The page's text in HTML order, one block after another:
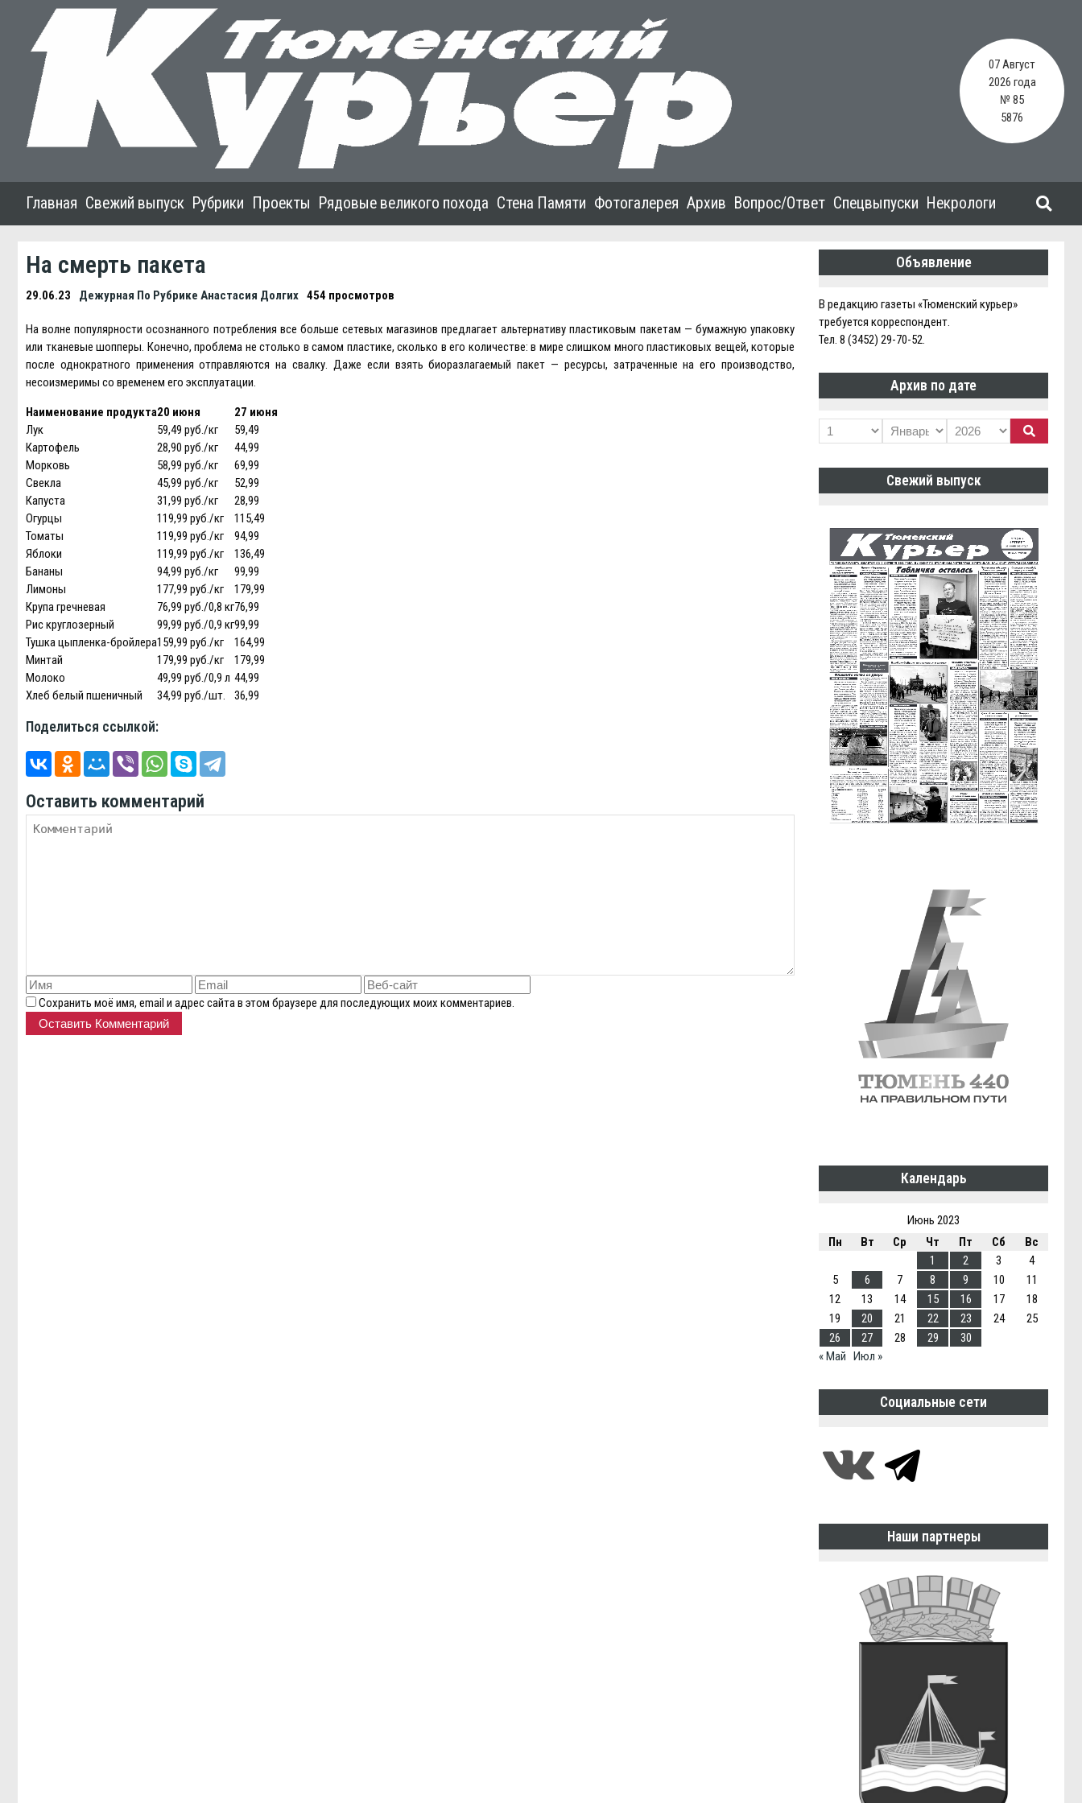
07 Август
2026 года
№ 85
5876
Главная Свежий выпуск Рубрики Проекты Рядовые великого похода Стена Памяти Фотогалерея Архив Вопрос/Ответ Спецвыпуски Некрологи
На смерть пакета
29.06.23 Дежурная По Рубрике Анастасия Долгих 454 просмотров
На волне популярности осознанного потребления все больше сетевых магазинов предлагает альтернативу пластиковым пакетам — бумажную упаковку
или тканевые шопперы. Конечно, проблема не столько в самом пластике, сколько в его количестве: в мире слишком много пластиковых вещей, которые
после однократного применения отправляются на свалку. Даже если взять биоразлагаемый пакет — ресурсы, затраченные на его производство,
несоизмеримы со временем его эксплуатации.
Наименование продукта20 июня
27 июня
Лук
59,49 руб./кг
59,49
Картофель
28,90 руб./кг
44,99
Морковь
58,99 руб./кг
69,99
Свекла
45,99 руб./кг
52,99
Капуста
31,99 руб./кг
28,99
Огурцы
119,99 руб./кг
115,49
Томаты
119,99 руб./кг
94,99
Яблоки
119,99 руб./кг
136,49
Бананы
94,99 руб./кг
99,99
Лимоны
177,99 руб./кг
179,99
Крупа гречневая
76,99 руб./0,8 кг76,99
Рис круглозерный
99,99 руб./0,9 кг99,99
Тушка цыпленка-бройлера159,99 руб./кг
164,99
Минтай
179,99 руб./кг
179,99
Молоко
49,99 руб./0,9 л 44,99
Хлеб белый пшеничный
34,99 руб./шт. 36,99
Поделиться ссылкой:
Оставить комментарий
Сохранить моё имя, email и адрес сайта в этом браузере для последующих моих комментариев.
Объявление
В редакцию газеты «Тюменский курьер»
требуется корреспондент.
Тел. 8 (3452) 29-70-52.
Архив по дате
Свежий выпуск
Календарь
Июнь 2023
Пн
Вт Ср Чт Пт Сб
Вс
1
2 3
4
5
6 7 8 9 10
11
12
13 14 15 16 17
18
19
20 21 22 23 24
25
26
27 28 29
30
« Май Июл »
Социальные сети
Наши партнеры